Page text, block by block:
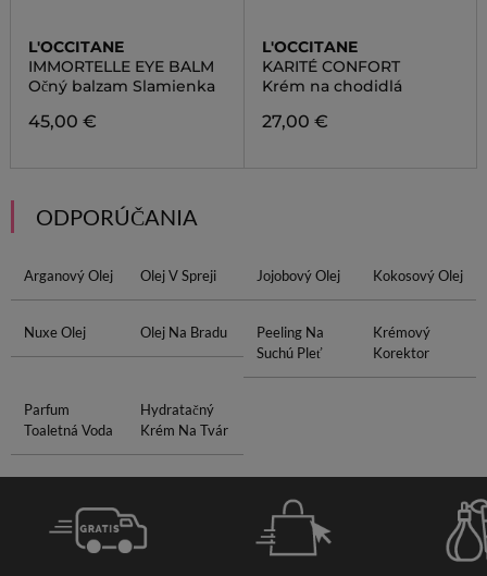
L'OCCITANE
IMMORTELLE EYE BALM
Očný balzam Slamienka
45,00 €
L'OCCITANE
KARITÉ CONFORT
Krém na chodidlá
27,00 €
ODPORÚČANIA
Arganový Olej Olej V Spreji Jojobový Olej Kokosový Olej
Nuxe Olej Olej Na Bradu
Peeling Na
Suchú Pleť
Krémový
Korektor
Parfum
Toaletná Voda
Hydratačný
Krém Na Tvár